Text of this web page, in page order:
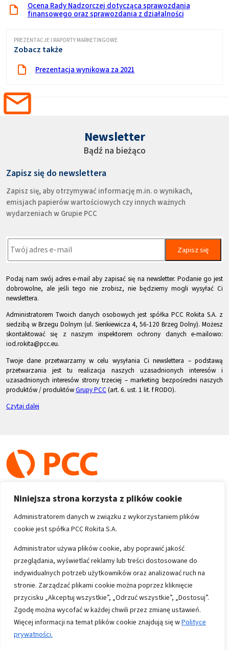
Niniejsza strona korzysta z plików cookie
Administratorem danych w związku z wykorzystaniem plików
cookie jest spółka PCC Rokita S.A.
Administrator używa plików cookie, aby poprawić jakość
przeglądania, wyświetlać reklamy lub treści dostosowane do
indywidualnych potrzeb użytkowników oraz analizować ruch na
stronie. Zarządzać plikami cookie można poprzez kliknięcie
przycisku „Akceptuj wszystkie”, „Odrzuć wszystkie”, „Dostosuj”.
Zgodę można wycofać w każdej chwili przez zmianę ustawień.
Więcej informacji na temat plików cookie znajdują się wPolityce
prywatności.
Ocena Rady Nadzorczej dotycząca sprawozdania
finansowego oraz sprawozdania z działalności
PREZENTACJE I RAPORTY MARKETINGOWE
Zobacz także
Prezentacja wynikowa za 2021
Newsletter
Bądź na bieżąco
Zapisz się do newslettera
Zapisz się, aby otrzymywać informację m.in. o wynikach,
emisjach papierów wartościowych czy innych ważnych
wydarzeniach w Grupie PCC
Zapisz się
Podaj nam swój adres e-mail aby zapisać się na newsletter. Podanie go jest
dobrowolne, ale jeśli tego nie zrobisz, nie będziemy mogli wysyłać Ci
newslettera.
Administratorem Twoich danych osobowych jest spółka PCC Rokita S.A. z
siedzibą w Brzegu Dolnym (ul. Sienkiewicza 4, 56-120 Brzeg Dolny). Możesz
skontaktować się z naszym inspektorem ochrony danych e-mailowo:
iod.rokita@pcc.eu.
Twoje dane przetwarzamy w celu wysyłania Ci newslettera – podstawą
przetwarzania jest tu realizacja naszych uzasadnionych interesów i
uzasadnionych interesów strony trzeciej – marketing bezpośredni naszych
produktów / produktówGrupy PCC (art. 6. ust. 1 lit. f RODO).
Czytaj dalej
Copyright 1996-2026
Wszystkie prawa zastrzeżone
Informacje
Polityka prywatności
Mapa strony